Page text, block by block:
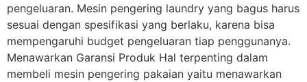
pengeluaran. Mesin pengering laundry yang bagus harus
sesuai dengan spesifikasi yang berlaku, karena bisa
mempengaruhi budget pengeluaran tiap penggunanya.
Menawarkan Garansi Produk Hal terpenting dalam
membeli mesin pengering pakaian yaitu menawarkan